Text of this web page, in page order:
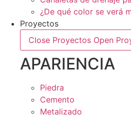
¿De qué color se verá
Proyectos
Close Proyectos Open
APARIENCIA
Piedra
Cemento
Metalizado